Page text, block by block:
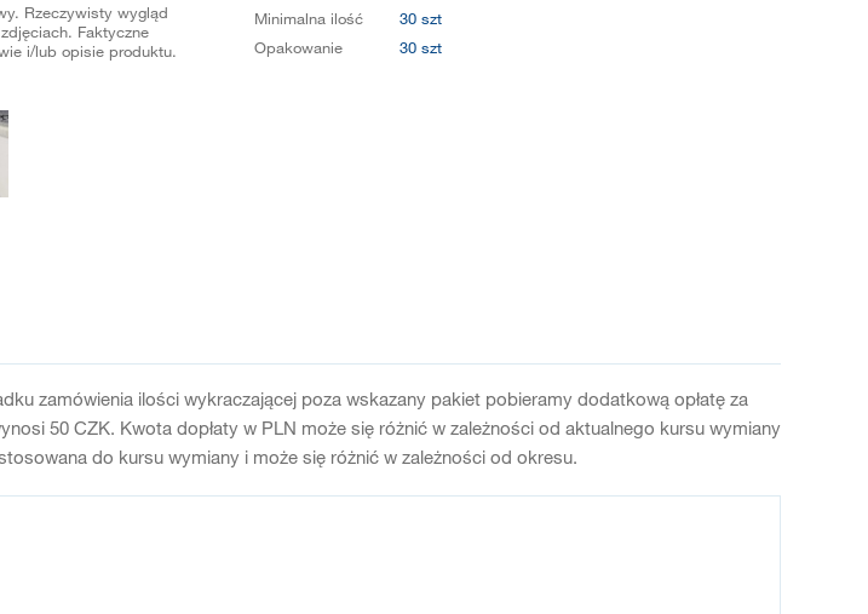
Rzeczywisty wygląd
Faktyczne
i/lub opisie produktu.
Minimalna ilość
30 szt
Opakowanie
30 szt
zamówienia ilości wykraczającej poza wskazany pakiet pobieramy dodatkową opłatę za
50 CZK. Kwota dopłaty w PLN może się różnić w zależności od aktualnego kursu wymiany
do kursu wymiany i może się różnić w zależności od okresu.